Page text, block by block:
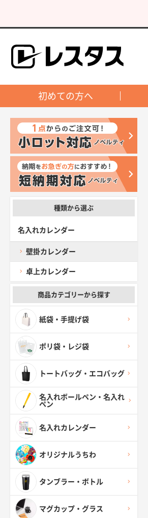
初めての方へ
種類から選ぶ
名入れカレンダー
壁掛カレンダー
卓上カレンダー
商品カテゴリーから探す
紙袋・手提げ袋
ポリ袋・レジ袋
トートバッグ・エコバッグ
名入れボールペン・名入れ
ペン
名入れカレンダー
オリジナルうちわ
タンブラー・ボトル
マグカップ・グラス